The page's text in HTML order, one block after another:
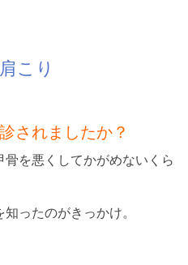
こり
されましたか？
を悪くしてかがめないくら
ったのがきっかけ。